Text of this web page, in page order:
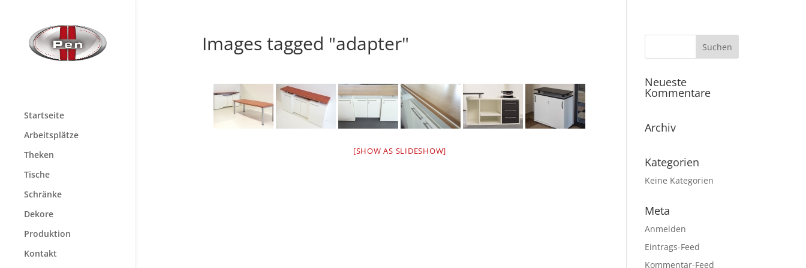
Startseite
Arbeitsplätze
Theken
Tische
Schränke
Dekore
Produktion
Kontakt
Images tagged "adapter"
[SHOW AS SLIDESHOW]
Neueste
Kommentare
Archiv
Kategorien
Keine Kategorien
Meta
Anmelden
Eintrags-Feed
Kommentar-Feed